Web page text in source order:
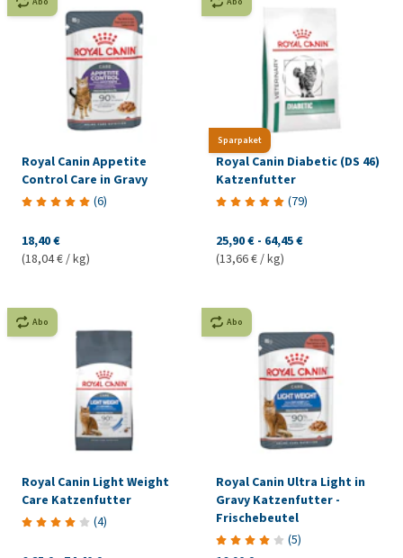
Royal Canin Appetite
Control Care in Gravy
(6)
18,40 €
(18,04 € / kg)
Sparpaket
Royal Canin Diabetic (DS 46)
Katzenfutter
(79)
25,90 € - 64,45 €
(13,66 € / kg)
Abo
Royal Canin Light Weight
Care Katzenfutter
(4)
Abo
Royal Canin Ultra Light in
Gravy Katzenfutter -
Frischebeutel
(5)